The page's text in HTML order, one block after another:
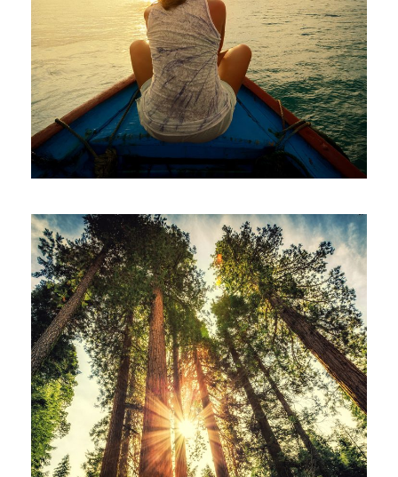
06/06/2016 alessiaadmin